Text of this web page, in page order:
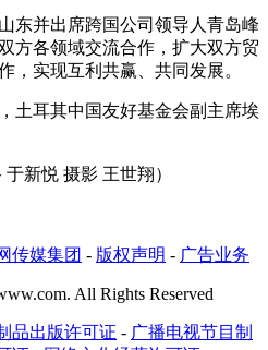
并出席跨国公司领导人青岛峰
方各领域交流合作，扩大双方贸
，实现互利共赢、共同发展。
耳其中国友好基金会副主席埃
新悦 摄影 王世翔）
传媒集团 - 版权声明 - 广告业务
All Rights Reserved
品出版许可证 - 广播电视节目制